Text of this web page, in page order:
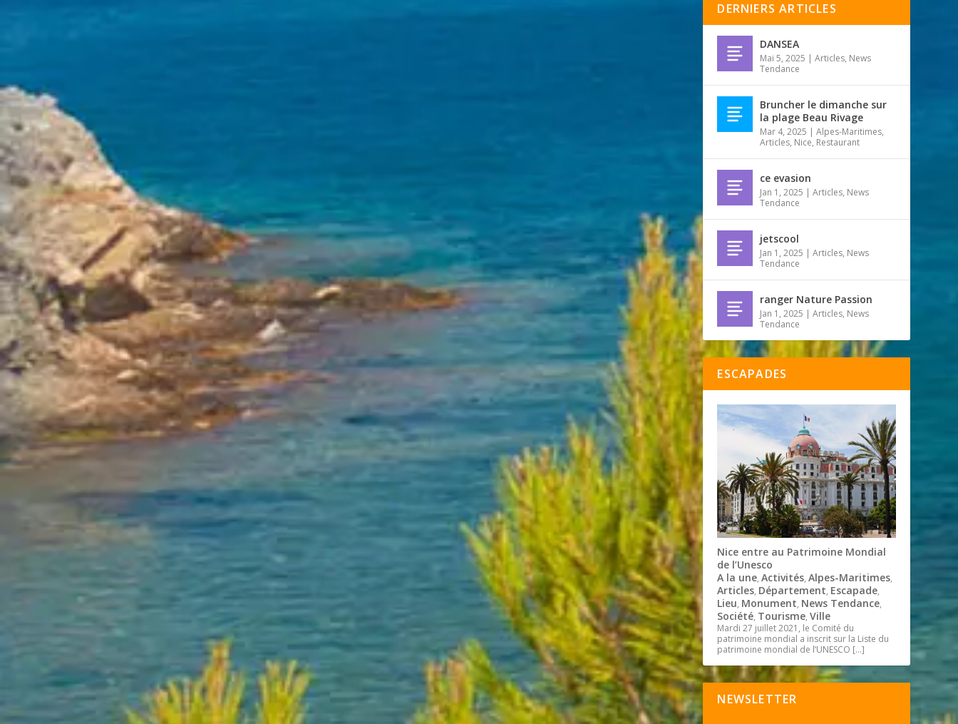
DERNIERS ARTICLES
DANSEA
Mai 5, 2025 |Articles, News
Tendance
Bruncher le dimanche sur
la plage Beau Rivage
Mar 4, 2025 |Alpes-Maritimes,
Articles, Nice, Restaurant
ce evasion
Jan 1, 2025 |Articles, News
Tendance
jetscool
Jan 1, 2025 |Articles, News
Tendance
ranger Nature Passion
Jan 1, 2025 |Articles, News
Tendance
ESCAPADES
Nice entre au Patrimoine Mondial
de l’Unesco
A la une,Activités,Alpes-Maritimes,
Articles, Département, Escapade,
Lieu, Monument, News Tendance,
Société, Tourisme,Ville
Mardi 27 juillet 2021, le Comité du
patrimoine mondial a inscrit sur la Liste du
patrimoine mondial de l’UNESCO […]
NEWSLETTER